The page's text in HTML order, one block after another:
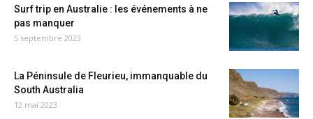
Surf trip en Australie : les événements à ne
pas manquer
5 septembre 2023
La Péninsule de Fleurieu, immanquable du
South Australia
12 mai 2023